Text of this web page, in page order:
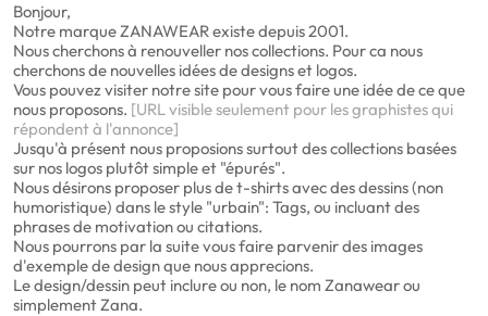
Bonjour,
Notre marque ZANAWEAR existe depuis 2001.
Nous cherchons à renouveller nos collections. Pour ca nous
cherchons de nouvelles idées de designs et logos.
Vous pouvez visiter notre site pour vous faire une idée de ce que
nous proposons. [URL visible seulement pour les graphistes qui
répondent à l'annonce]
Jusqu'à présent nous proposions surtout des collections basées
sur nos logos plutôt simple et "épurés".
Nous désirons proposer plus de t-shirts avec des dessins (non
humoristique) dans le style "urbain": Tags, ou incluant des
phrases de motivation ou citations.
Nous pourrons par la suite vous faire parvenir des images
d'exemple de design que nous apprecions.
Le design/dessin peut inclure ou non, le nom Zanawear ou
simplement Zana.